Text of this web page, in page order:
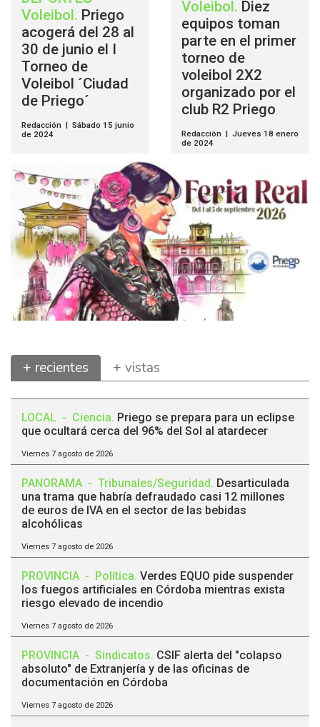
Voleibol. Priego
acogerá del 28 al
30 de junio el I
Torneo de
Voleibol ´Ciudad
de Priego´
Redacción | Sábado 15 junio
de 2024
Voleibol. Diez
equipos toman
parte en el primer
torneo de
voleibol 2X2
organizado por el
club R2 Priego
Redacción | Jueves 18 enero
de 2024
+ recientes + vistas
LOCAL - Ciencia. Priego se prepara para un eclipse
que ocultará cerca del 96% del Sol al atardecer
Viernes 7 agosto de 2026
PANORAMA - Tribunales/Seguridad. Desarticulada
una trama que habría defraudado casi 12 millones
de euros de IVA en el sector de las bebidas
alcohólicas
Viernes 7 agosto de 2026
PROVINCIA - Política. Verdes EQUO pide suspender
los fuegos artificiales en Córdoba mientras exista
riesgo elevado de incendio
Viernes 7 agosto de 2026
PROVINCIA - Sindicatos. CSIF alerta del "colapso
absoluto" de Extranjería y de las oficinas de
documentación en Córdoba
Viernes 7 agosto de 2026